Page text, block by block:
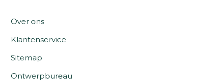
Over ons
Klantenservice
Sitemap
Ontwerpbureau